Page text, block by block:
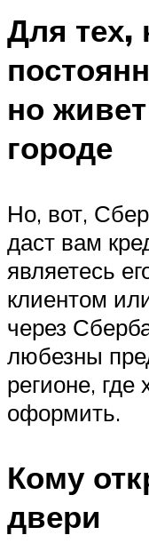
Для тех,
но
городе
Но, вот,
даст вам
являетесь
клиентом
через
любезны
регионе, где
оформить.
Кому
двери